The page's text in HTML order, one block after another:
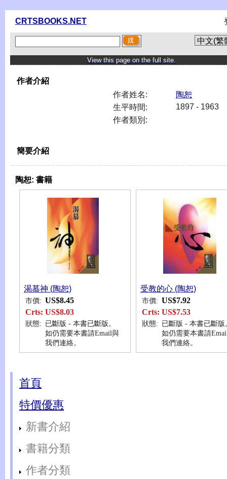
CRTSBOOKS.NET
View this page on the full site.
作者介紹
作者姓名:
陶恕
生平時間:
1897 - 1963
作者類別:
簡要介紹
陶恕: 書籍
渴慕神 (陶恕)
市價: US$8.45
Crts: US$8.03
狀態: 已斷版 - 本書已斷版。
如仍需要本書請Email與
我們連絡。
受教的心 (陶恕)
市價: US$7.92
Crts: US$7.53
狀態: 已斷版 - 本書已斷版
如仍需要本書請
我們連絡。
首頁
特價優惠
新書介紹
書籍分類
作者分類